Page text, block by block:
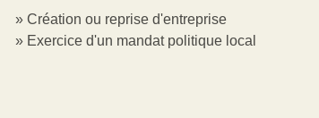
Création ou reprise d'entreprise
Exercice d'un mandat politique local